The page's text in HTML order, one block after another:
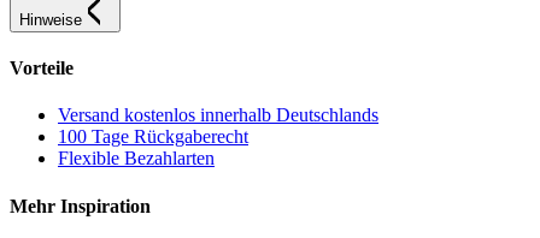
Hinweise
Vorteile
Versand kostenlos innerhalb Deutschlands
100 Tage Rückgaberecht
Flexible Bezahlarten
Mehr Inspiration